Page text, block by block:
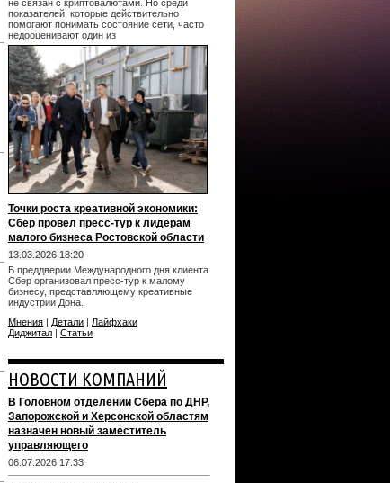
не связан с криптовалютами. Но среди
показателей, которые действительно
помогают понимать состояние сети, часто
недооценивают один из
Точки роста креативной экономики:
Сбер провел пресс-тур к лидерам
малого бизнеса Ростовской области
13.03.2026 18:20
В преддверии Международного дня клиента
Сбер организовал пресс-тур к малому
бизнесу, представляющему креативные
индустрии Дона.
Мнения | Детали | Лайфхаки
Диджитал | Статьи
НОВОСТИ КОМПАНИЙ
В Головном отделении Сбера по ДНР,
Запорожской и Херсонской областям
назначен новый заместитель
управляющего
06.07.2026 17:33